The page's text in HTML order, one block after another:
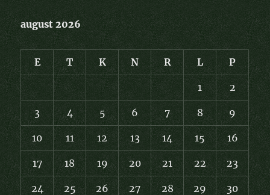
august 2026
E T K N R L P
1 2
3 4 5 6 7 8 9
10 11 12 13 14 15 16
17 18 19 20 21 22 23
24 25 26 27 28 29 30